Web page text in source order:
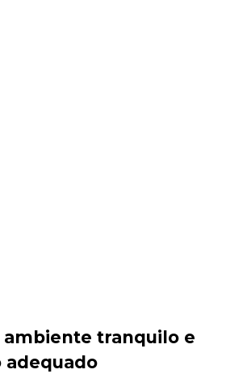
ambiente tranquilo e